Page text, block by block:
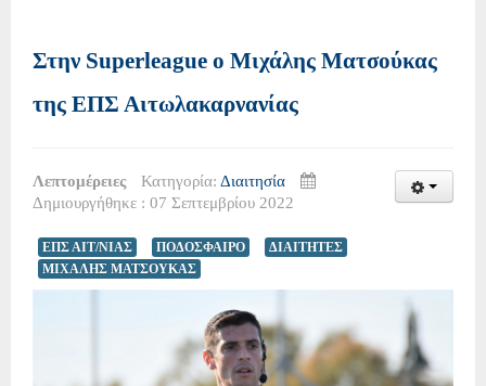
Στην Superleague ο Μιχάλης Ματσούκας
της ΕΠΣ Αιτωλακαρνανίας
Λεπτομέρειες Κατηγορία: Διαιτησία
Δημιουργήθηκε : 07 Σεπτεμβρίου 2022
ΕΠΣ ΑΙΤ/ΝΙΑΣ ΠΟΔΟΣΦΑΙΡΟ
ΔΙΑΙΤΗΤΕΣ
ΜΙΧΑΛΗΣ ΜΑΤΣΟΥΚΑΣ